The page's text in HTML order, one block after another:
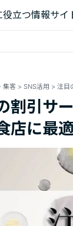
立つ情報サイ
集客 >SNS活用 >
割引サ
店に最適